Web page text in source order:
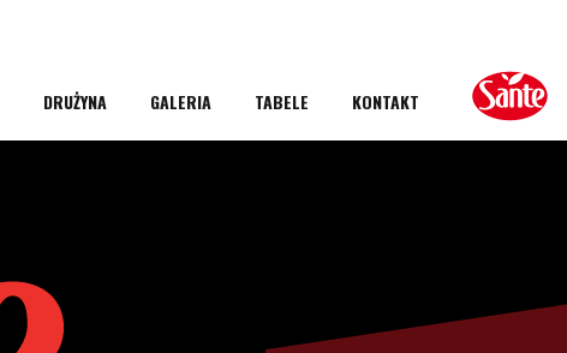
DRUŻYNA GALERIA TABELE KONTAKT